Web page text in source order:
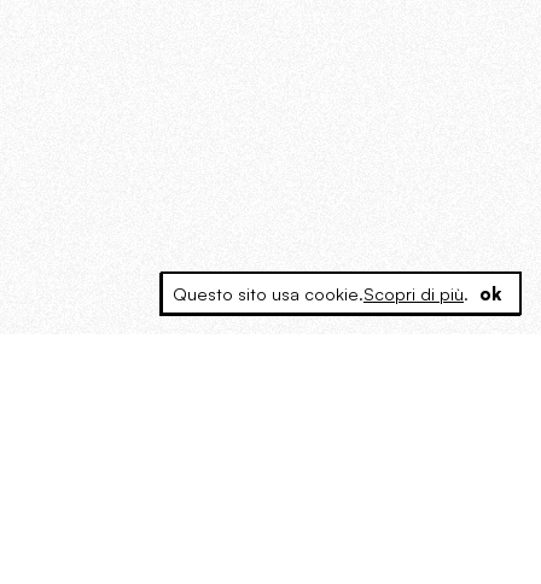
Questo sito usa cookie.Scopri di più. ok